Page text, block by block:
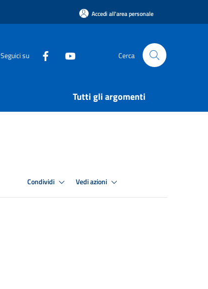
Accedi all'area personale
Seguici su Cerca
Tutti gli argomenti
Condividi Vedi azioni